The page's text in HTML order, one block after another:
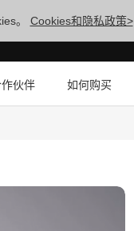
。 Cookies和隐私政策>
伙伴 如何购买